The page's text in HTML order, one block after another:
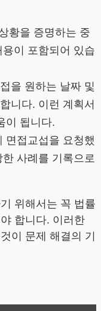
황을 증명하는 중
이 포함되어 있습
을 원하는 날짜 및
니다. 이런 계획서
이 됩니다.
면접교섭을 요청했
사례를 기록으로
위해서는 꼭 법률
합니다. 이러한
이 문제 해결의 기